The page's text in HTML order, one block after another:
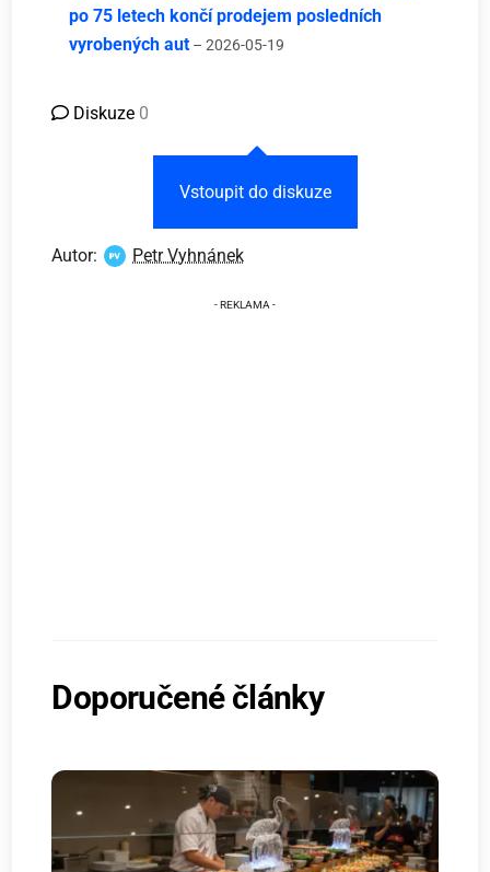
po 75 letech končí prodejem posledních
vyrobených aut – 2026-05-19
Diskuze 0
Vstoupit do diskuze
Autor: Petr Vyhnánek
Doporučené články